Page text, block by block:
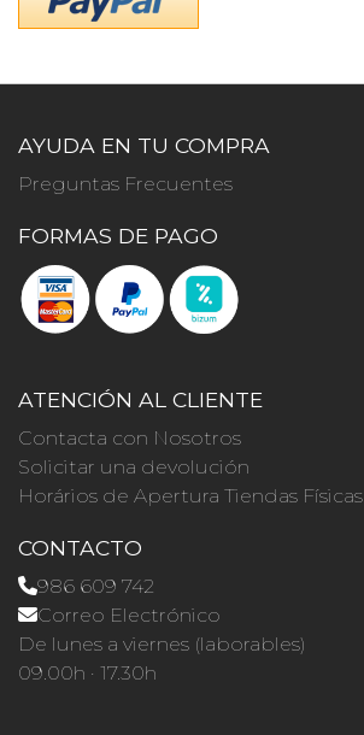
AYUDA EN TU COMPRA
Preguntas Frecuentes
FORMAS DE PAGO
ATENCIÓN AL CLIENTE
Contacta con Nosotros
Solicitar una devolución
Horários de Apertura Tiendas Físicas
CONTACTO
986 609 742
Correo Electrónico
De lunes a viernes (laborables)
09.00h · 17.30h